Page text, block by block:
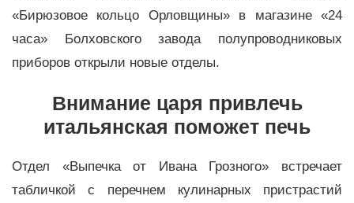
«Бирюзовое кольцо Орловщины» в магазине «24
часа» Болховского завода полупроводниковых
приборов открыли новые отделы.
Внимание царя привлечь
итальянская поможет печь
Отдел «Выпечка от Ивана Грозного» встречает
табличкой с перечнем кулинарных пристрастий